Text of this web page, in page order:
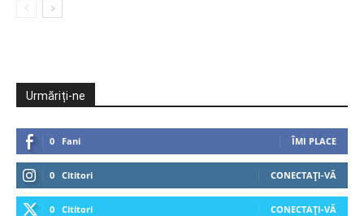
Urmăriți-ne
0 Fani ÎMI PLACE
0 Cititori CONECTAȚI-VĂ
0 Cititori CONECTAȚI-VĂ